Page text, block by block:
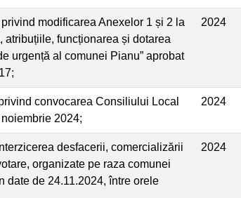
modificarea Anexelor 1 și 2 la
atribuțiile, funcționarea și dotarea
urgență al comunei Pianu” aprobat
2024
convocarea Consiliului Local
2024;
2024
desfacerii, comercializării
organizate pe raza comunei
date de 24.11.2024, între orele
2024